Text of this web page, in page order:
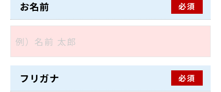
お名前 必須
フリガナ 必須